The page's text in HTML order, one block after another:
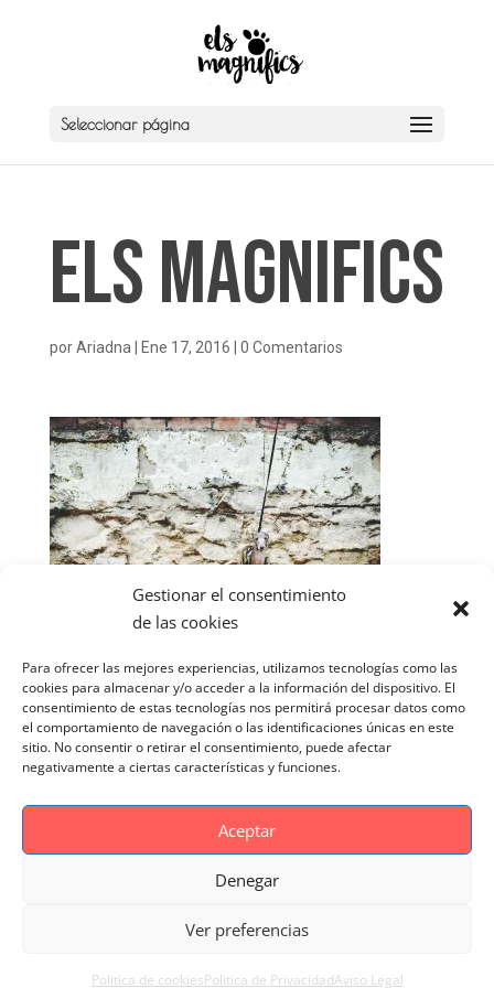
Gestionar el consentimiento
de las cookies
Para ofrecer las mejores experiencias, utilizamos tecnologías como las
cookies para almacenar y/o acceder a la información del dispositivo. El
consentimiento de estas tecnologías nos permitirá procesar datos como
el comportamiento de navegación o las identificaciones únicas en este
sitio. No consentir o retirar el consentimiento, puede afectar
negativamente a ciertas características y funciones.
Aceptar
Denegar
Ver preferencias
Politica de cookiesPolitica de PrivacidadAviso Legal
Seleccionar página
Els Magnifics
porAriadna Ene 17, 2016 0 Comentarios
Politica de Privacidad
Reportaje Magnific